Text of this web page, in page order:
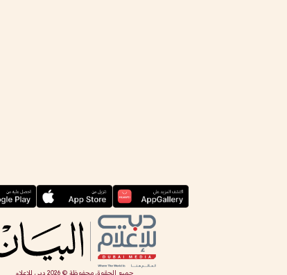
جميع الحقوق محفوظة ©2026 دبي للإعلام